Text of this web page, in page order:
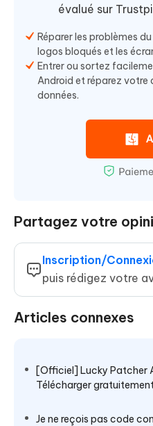
évalué sur
Réparer les problèmes
logos bloqués et les
Entrer ou sortez
Android et réparez votre
données.
Partagez votre
Inscription/
puis rédigez votre
Articles connexes
[Officiel] Lucky Patcher
Télécharger
Je ne reçois pas code